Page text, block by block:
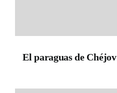
El paraguas de Chéjov